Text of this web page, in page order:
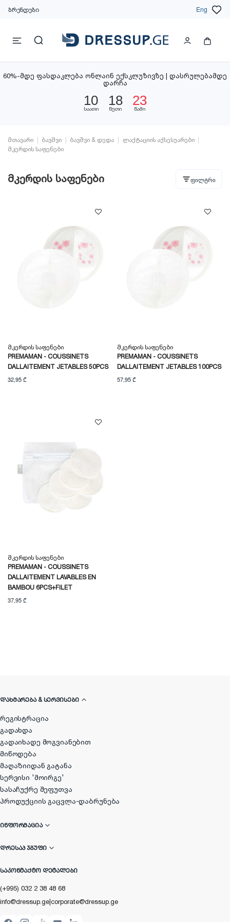
ბრენდები Eng
60%-მდე ფასდაკლება ონლაინ ექსკლუზივზე | დასრულებამდე
დარჩა
10
საათი
18
წუთი
22
წამი
მთავარი ბავშვი ბავშვი & დედა
ლაქტაციის აქსესუარები
მკერდის საფენები
მკერდის საფენები ფილტრი
Მკერდის Საფენები
PREMAMAN - COUSSINETS
DALLAITEMENT JETABLES 50PCS
32,95 ₾
Მკერდის Საფენები
PREMAMAN - COUSSINETS
DALLAITEMENT JETABLES 100PCS
57,95 ₾
Მკერდის Საფენები
PREMAMAN - COUSSINETS
DALLAITEMENT LAVABLES EN
BAMBOU 6PCS+FILET
37,95 ₾
ᲓᲐᲮᲛᲐᲠᲔᲑᲐ & ᲡᲔᲠᲕᲘᲡᲔᲑᲘ
რეგისტრაცია
გადახდა
გადაიხადე მოგვიანებით
მიწოდება
მაღაზიიდან გატანა
სერვისი 'მოირგე'
სასაჩუქრე შეფუთვა
პროდუქციის გაცვლა-დაბრუნება
ᲘᲜᲤᲝᲠᲛᲐᲪᲘᲐ
ᲓᲠᲔᲡᲐᲞ ᲯᲒᲣᲤᲘ
ᲡᲐᲙᲝᲜᲢᲐᲥᲢᲝ ᲓᲔᲢᲐᲚᲔᲑᲘ
(+995) 032 2 38 48 68
info@dressup.ge|corporate@dressup.ge